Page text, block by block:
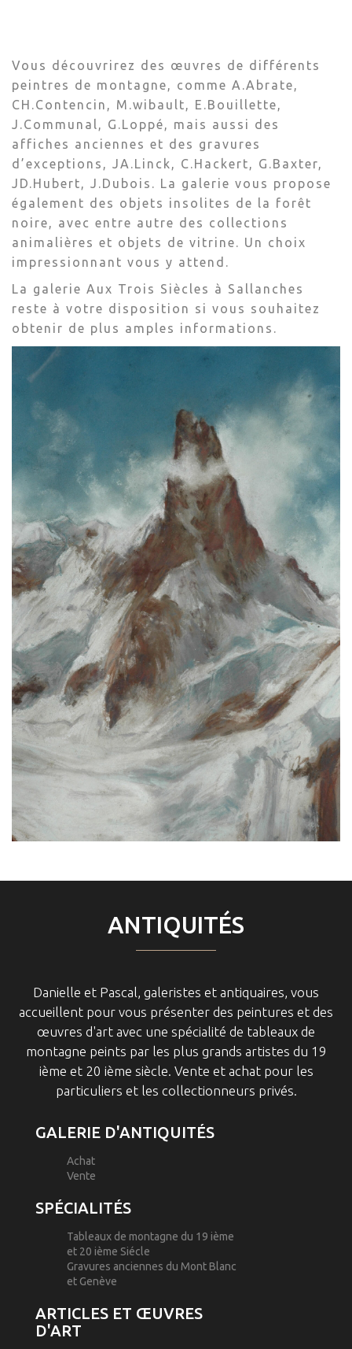
Vous découvrirez des œuvres de différents
peintres de montagne, comme A.Abrate,
CH.Contencin, M.wibault, E.Bouillette,
J.Communal, G.Loppé, mais aussi des
affiches anciennes et des gravures
d’exceptions, JA.Linck, C.Hackert, G.Baxter,
JD.Hubert, J.Dubois. La galerie vous propose
également des objets insolites de la forêt
noire, avec entre autre des collections
animalières et objets de vitrine. Un choix
impressionnant vous y attend.
La galerie Aux Trois Siècles à Sallanches
reste à votre disposition si vous souhaitez
obtenir de plus amples informations.
ANTIQUITÉS
Danielle et Pascal, galeristes et antiquaires, vous
accueillent pour vous présenter des peintures et des
œuvres d'art avec une spécialité de tableaux de
montagne peints par les plus grands artistes du 19
ième et 20 ième siècle. Vente et achat pour les
particuliers et les collectionneurs privés.
GALERIE D'ANTIQUITÉS
Achat
Vente
SPÉCIALITÉS
Tableaux de montagne du 19 ième
et 20 ième Siécle
Gravures anciennes du Mont Blanc
et Genève
ARTICLES ET ŒUVRES
D'ART